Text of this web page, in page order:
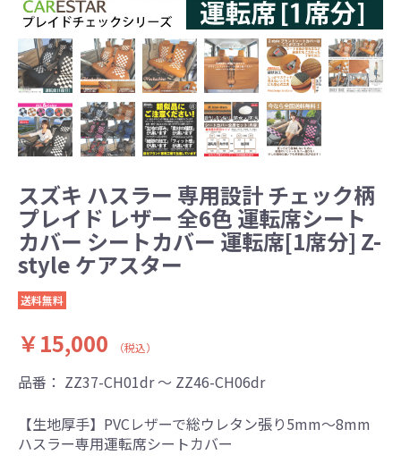
スズキ ハスラー 専用設計 チェック柄
プレイド レザー 全6色 運転席シート
カバー シートカバー 運転席[1席分] Z-
style ケアスター
送料無料
￥15,000 （税込）
品番： ZZ37-CH01dr ～ ZZ46-CH06dr
【生地厚手】PVCレザーで総ウレタン張り5mm～8mm
ハスラー専用運転席シートカバー